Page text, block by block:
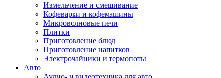
Измельчение и смешивание
Кофеварки и кофемашины
Микроволновые печи
Плитки
Приготовление блюд
Приготовление напитков
Электрочайники и термопоты
Авто
Аудио- и видеотехника для авто